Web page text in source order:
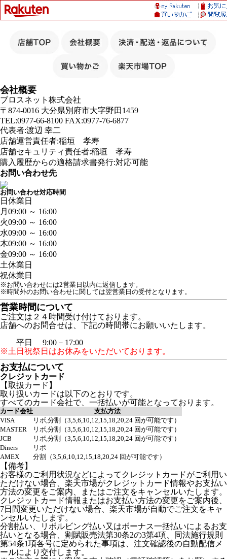
会社概要
ブロスネット株式会社
〒874-0016 大分県別府市大字野田1459
TEL:0977-66-8100 FAX:0977-76-6877
代表者:渡辺 幸二
店舗運営責任者:稲垣 孝寿
店舗セキュリティ責任者:稲垣 孝寿
購入履歴からの適格請求書発行:対応可能
お問い合わせ先
お問い合わせ対応時間
日 休業日
月 09:00 ～ 16:00
火09:00 ～ 16:00
水09:00 ～ 16:00
木09:00 ～ 16:00
金09:00 ～ 16:00
土休業日
祝休業日
※お問い合わせには2営業日以内に返信します。
※時間外のお問い合わせに関しては翌営業日の受付となります。
営業時間について
ご注文は２４時間受け付けております。
店舗へのお問合せは、下記の時間帯にお願いいたします。
平日 9:00－17:00
※土日祝祭日はお休みをいただいております。
お支払について
クレジットカード
【取扱カード】
取り扱いカードは以下のとおりです。
すべてのカード会社で、一括払いが可能となっております。
カード会社
支払方法
VISA
リボ,分割（3,5,6,10,12,15,18,20,24 回が可能です）
MASTER
リボ,分割（3,5,6,10,12,15,18,20,24 回が可能です）
JCB
リボ,分割（3,5,6,10,12,15,18,20,24 回が可能です）
Diners
リボ
AMEX
分割（3,5,6,10,12,15,18,20,24 回が可能です）
【備考】
お客様のご利用状況などによってクレジットカードがご利用い
ただけない場合、楽天市場がクレジットカード情報やお支払い
方法の変更をご案内、またはご注文をキャンセルいたします。
クレジットカード情報またはお支払い方法の変更をご案内後、
7日間変更いただけない場合、楽天市場が自動でご注文をキャ
ンセルいたします。
分割払い、リボルビング払い又はボーナス一括払いによるお支
払いとなる場合、割賦販売法第30条2の3第4項、同法施行規則
第54条1項各号に定められた事項は、注文確認後の自動配信メ
ールにより交付します。